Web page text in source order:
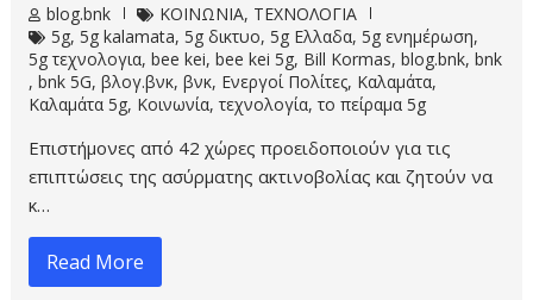
blog.bnk ΚΟΙΝΩΝΙΑ, ΤΕΧΝΟΛΟΓΙΑ
5g,5g kalamata,5g δικτυο,5g Ελλαδα,5g ενημέρωση,
5g τεχνολογια,bee kei,bee kei 5g, Bill Kormas,blog.bnk,bnk
,bnk 5G,βλογ.βνκ,βνκ, Ενεργοί Πολίτες, Καλαμάτα,
Καλαμάτα 5g, Κοινωνία,τεχνολογία,το πείραμα 5g
Επιστήμονες από 42 χώρες προειδοποιούν για τις
επιπτώσεις της ασύρματης ακτινοβολίας και ζητούν να
κ…
Read More